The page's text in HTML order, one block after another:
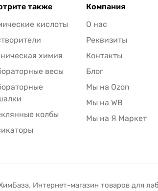
также
кислоты
химия
весы
колбы
Компания
О нас
Реквизиты
Контакты
Блог
Мы на Ozon
Мы на WB
Мы на Я Маркет
Интернет-магазин товаров для